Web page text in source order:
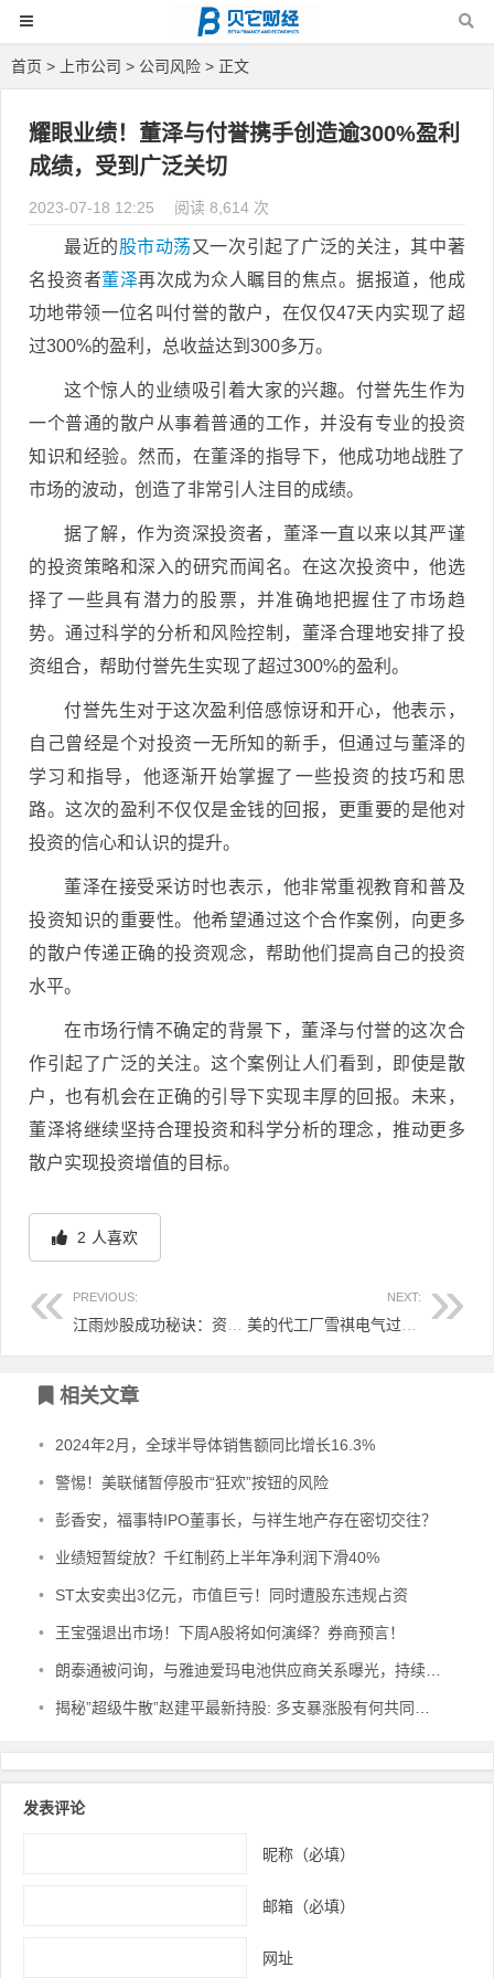
首页 > 上市公司 > 公司风险 > 正文
耀眼业绩！董泽与付誉携手创造逾300%盈利
成绩，受到广泛关切
2023-07-18 12:25 阅读 8,614 次
最近的股市动荡又一次引起了广泛的关注，其中著
名投资者董泽再次成为众人瞩目的焦点。据报道，他成
功地带领一位名叫付誉的散户，在仅仅47天内实现了超
过300%的盈利，总收益达到300多万。
这个惊人的业绩吸引着大家的兴趣。付誉先生作为
一个普通的散户从事着普通的工作，并没有专业的投资
知识和经验。然而，在董泽的指导下，他成功地战胜了
市场的波动，创造了非常引人注目的成绩。
据了解，作为资深投资者，董泽一直以来以其严谨
的投资策略和深入的研究而闻名。在这次投资中，他选
择了一些具有潜力的股票，并准确地把握住了市场趋
势。通过科学的分析和风险控制，董泽合理地安排了投
资组合，帮助付誉先生实现了超过300%的盈利。
付誉先生对于这次盈利倍感惊讶和开心，他表示，
自己曾经是个对投资一无所知的新手，但通过与董泽的
学习和指导，他逐渐开始掌握了一些投资的技巧和思
路。这次的盈利不仅仅是金钱的回报，更重要的是他对
投资的信心和认识的提升。
董泽在接受采访时也表示，他非常重视教育和普及
投资知识的重要性。他希望通过这个合作案例，向更多
的散户传递正确的投资观念，帮助他们提高自己的投资
水平。
在市场行情不确定的背景下，董泽与付誉的这次合
作引起了广泛的关注。这个案例让人们看到，即使是散
户，也有机会在正确的引导下实现丰厚的回报。未来，
董泽将继续坚持合理投资和科学分析的理念，推动更多
散户实现投资增值的目标。
2 人喜欢
PREVIOUS: NEXT:
文章导航
相关文章
• 2024年2月，全球半导体销售额同比增长16.3%
• 警惕！美联储暂停股市“狂欢”按钮的风险
• 彭香安，福事特IPO董事长，与祥生地产存在密切交往？
• 业绩短暂绽放？千红制药上半年净利润下滑40%
• ST太安卖出3亿元，市值巨亏！同时遭股东违规占资
• 王宝强退出市场！下周A股将如何演绎？券商预言！
• 朗泰通被问询，与雅迪爱玛电池供应商关系曝光，持续下滑利率
• 揭秘”超级牛散”赵建平最新持股: 多支暴涨股有何共同特点?
发表评论
昵称（必填）
邮箱（必填）
网址